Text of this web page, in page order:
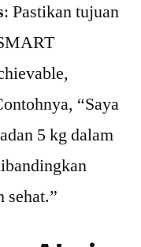
: Pastikan tujuan
“Saya
5 kg dalam
sehat.”